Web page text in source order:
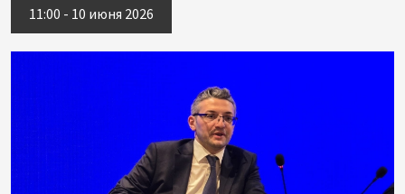
11:00 - 10 июня 2026